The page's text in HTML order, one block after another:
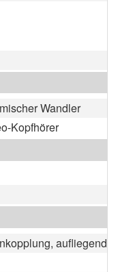
Wandler
Kopfhörer
aufliegend